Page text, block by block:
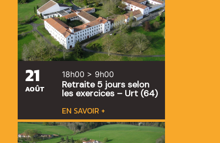
21
AOÛT
18h00 > 9h00
Retraite 5 jours selon
les exercices – Urt (64)
EN SAVOIR +